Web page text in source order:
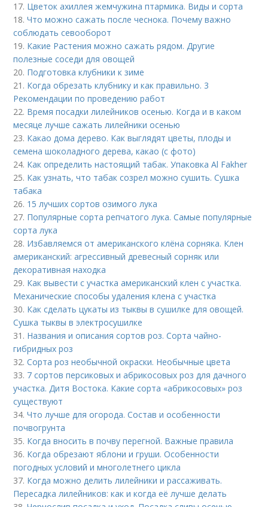
17. Цветок ахиллея жемчужина птармика. Виды и сорта
18.Что можно сажать после чеснока. Почему важно
соблюдать севооборот
19. Какие Растения можно сажать рядом. Другие
полезные соседи для овощей
20. Подготовка клубники к зиме
21. Когда обрезать клубнику и как правильно. 3
Рекомендации по проведению работ
22. Время посадки лилейников осенью. Когда и в каком
месяце лучше сажать лилейники осенью
23. Какао дома дерево. Как выглядят цветы, плоды и
семена шоколадного дерева, какао (с фото)
24. Как определить настоящий табак. Упаковка Al Fakher
25. Как узнать, что табак созрел можно сушить. Сушка
табака
26. 15 лучших сортов озимого лука
27. Популярные сорта репчатого лука. Самые популярные
сорта лука
28. Избавляемся от американского клёна сорняка. Клен
американский: агрессивный древесный сорняк или
декоративная находка
29. Как вывести с участка американский клен с участка.
Механические способы удаления клена с участка
30. Как сделать цукаты из тыквы в сушилке для овощей.
Сушка тыквы в электросушилке
31. Названия и описания сортов роз. Сорта чайно-
гибридных роз
32.Сорта роз необычной окраски. Необычные цвета
33. 7 сортов персиковых и абрикосовых роз для дачного
участка. Дитя Востока. Какие сорта «абрикосовых» роз
существуют
34.Что лучше для огорода. Состав и особенности
почвогрунта
35. Когда вносить в почву перегной. Важные правила
36. Когда обрезают яблони и груши. Особенности
погодных условий и многолетнего цикла
37. Когда можно делить лилейники и рассаживать.
Пересадка лилейников: как и когда её лучше делать